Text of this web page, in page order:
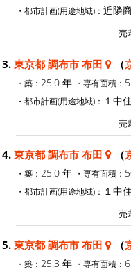
・都市計画(用途地域)： 近隣
売
3. 東京都 調布市 布田 （
・築： 25.0 年 ・専有面積：
・都市計画(用途地域)： １中
売
4. 東京都 調布市 布田 （
・築： 25.0 年 ・専有面積：
・都市計画(用途地域)： １中
売
5. 東京都 調布市 布田 （
・築： 25.3 年 ・専有面積：